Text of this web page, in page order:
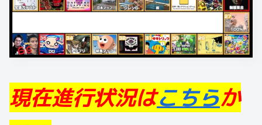
現在進行状況はこちらか